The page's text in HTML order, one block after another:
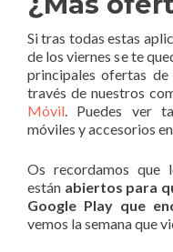
Si tras todas estas
de los viernes se te
principales ofertas
través de nuestros
Móvil. Puedes ver
móviles y accesorios
Os recordamos que
están abiertos para
Google Play que
vemos la semana que